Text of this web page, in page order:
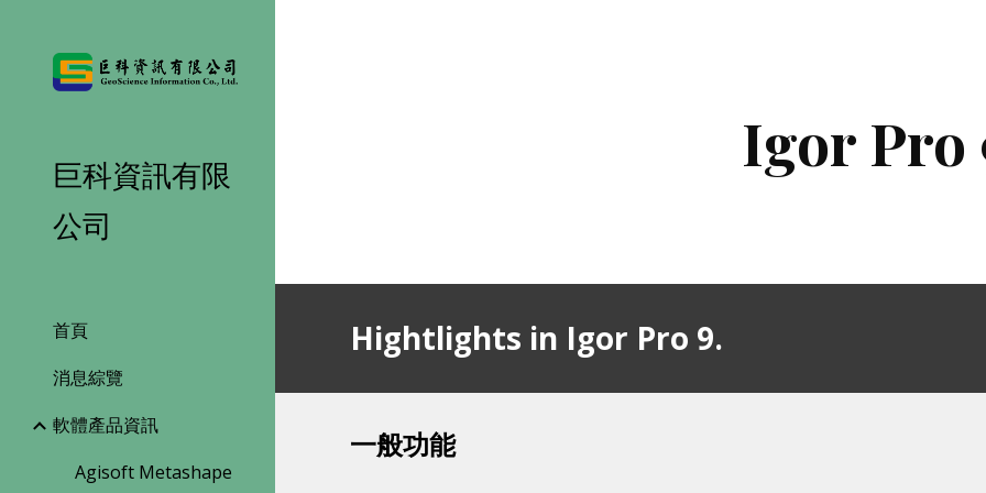
巨科資訊有限
公司
首頁
消息綜覽
軟體產品資訊
Agisoft Metashape
Igor Pro
Hightlights in Igor Pro 9.
一般功能